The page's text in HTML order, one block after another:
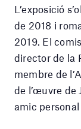
L’exposició
de 2018 i
2019. El
director de la
membre de
de l’œuvre de
amic personal